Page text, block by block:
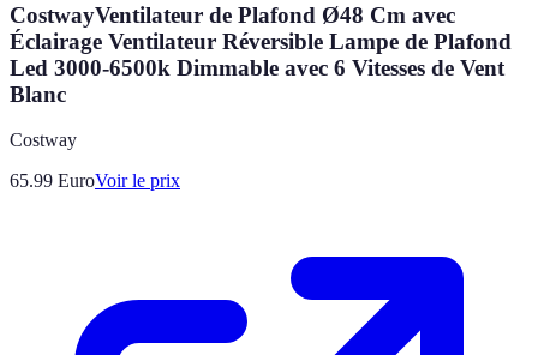
CostwayVentilateur de Plafond Ø48 Cm avec
Éclairage Ventilateur Réversible Lampe de Plafond
Led 3000-6500k Dimmable avec 6 Vitesses de Vent
Blanc
Costway
65.99 EuroVoir le prix